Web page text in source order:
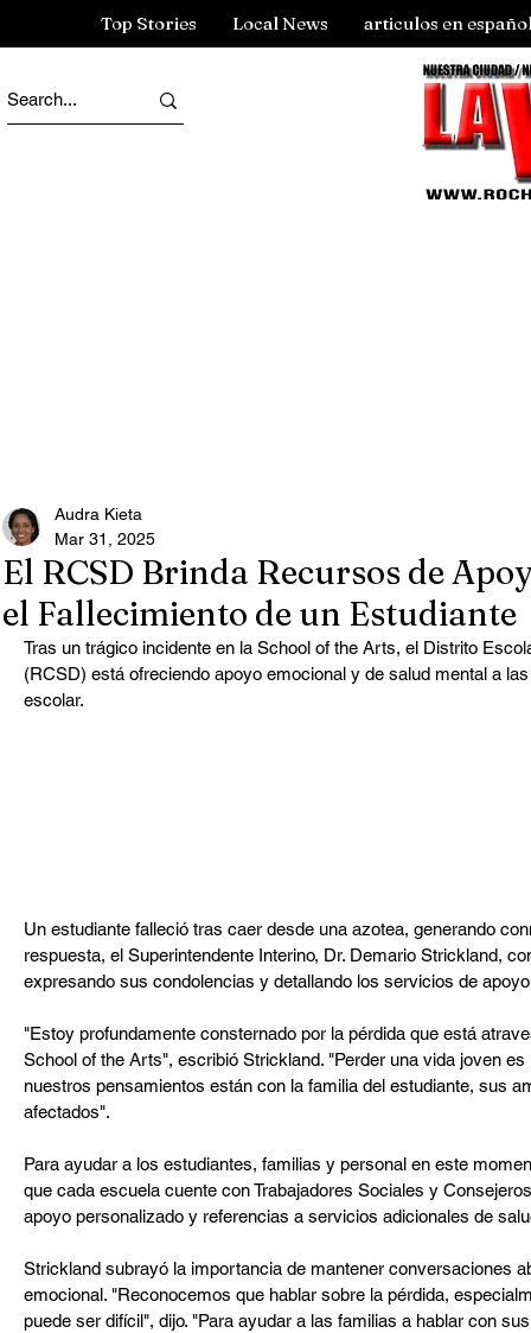
Top Stories Local News articulos en
El RCSD Brinda Recursos de
el Fallecimiento de un Estudiante
Audra Kieta
Mar 31, 2025
Tras un trágico incidente en la School of the Arts, el Distrito
(RCSD) está ofreciendo apoyo emocional y de salud mental a
escolar.
Un estudiante falleció tras caer desde una azotea, generando
respuesta, el Superintendente Interino, Dr. Demario Strickland,
expresando sus condolencias y detallando los servicios de
"Estoy profundamente consternado por la pérdida que está
School of the Arts", escribió Strickland. "Perder una vida joven
nuestros pensamientos están con la familia del estudiante, sus
afectados".
Para ayudar a los estudiantes, familias y personal en este
que cada escuela cuente con Trabajadores Sociales y
apoyo personalizado y referencias a servicios adicionales de
Strickland subrayó la importancia de mantener conversaciones
emocional. "Reconocemos que hablar sobre la pérdida,
puede ser difícil", dijo. "Para ayudar a las familias a hablar con